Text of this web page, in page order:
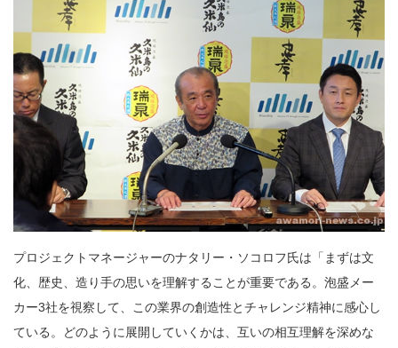
プロジェクトマネージャーのナタリー・ソコロフ氏は「まずは文
化、歴史、造り手の思いを理解することが重要である。泡盛メー
カー3社を視察して、この業界の創造性とチャレンジ精神に感心し
ている。どのように展開していくかは、互いの相互理解を深めな